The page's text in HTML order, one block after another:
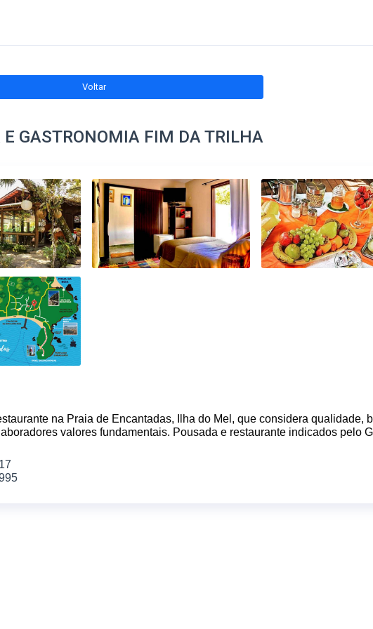
Voltar
E GASTRONOMIA FIM DA TRILHA
na Praia de Encantadas, Ilha do Mel, que considera qualidade,
valores fundamentais. Pousada e restaurante indicados pelo